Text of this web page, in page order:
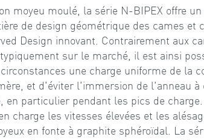
moyeu moulé, la série N-BIPEX offre
de design géométrique des cames et
Design innovant. Contrairement aux
sur le marché, il est ainsi
une charge uniforme de la
et d'éviter l'immersion de l'anneau à
en particulier pendant les pics de
charge les vitesses élevées et les
en fonte à graphite sphéroïdal. La